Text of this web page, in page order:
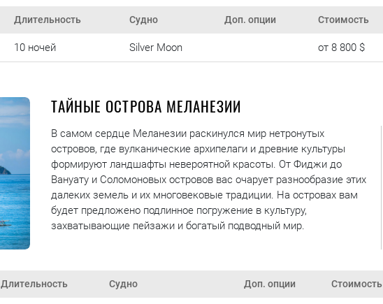
Длительность Судно Доп. опции Стоимость
10 ночей Silver Moon от 8 800 $
ТАЙНЫЕ ОСТРОВА МЕЛАНЕЗИИ
В самом сердце Меланезии раскинулся мир нетронутых
островов, где вулканические архипелаги и древние культуры
формируют ландшафты невероятной красоты. От Фиджи до
Вануату и Соломоновых островов вас очарует разнообразие этих
далеких земель и их многовековые традиции. На островах вам
будет предложено подлинное погружение в культуру,
захватывающие пейзажи и богатый подводный мир.
Длительность Судно Доп. опции Стоимость